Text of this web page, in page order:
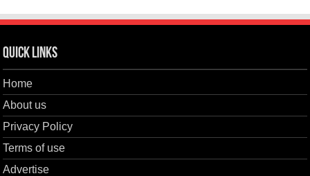
Quick Links
Home
About us
Privacy Policy
Terms of use
Advertise